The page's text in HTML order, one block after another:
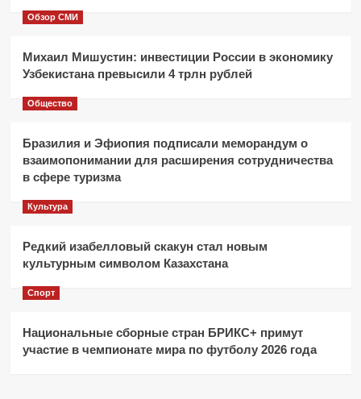
Обзор СМИ
Михаил Мишустин: инвестиции России в экономику
Узбекистана превысили 4 трлн рублей
Общество
Бразилия и Эфиопия подписали меморандум о
взаимопонимании для расширения сотрудничества
в сфере туризма
Культура
Редкий изабелловый скакун стал новым
культурным символом Казахстана
Спорт
Национальные сборные стран БРИКС+ примут
участие в чемпионате мира по футболу 2026 года